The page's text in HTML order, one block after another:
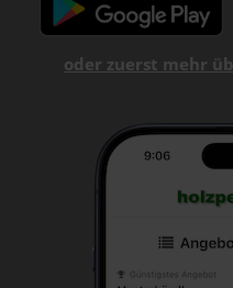
oder zuerst mehr